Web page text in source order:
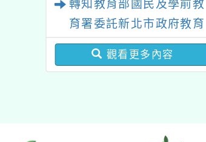
轉知教育部國民及學前教
育署委託新北市政府教育
局辦理「115年度教師專
業成長研習實施計畫－夢
觀看更多內容